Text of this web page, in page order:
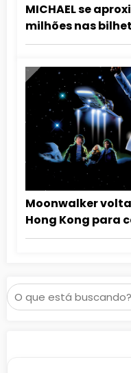
MICHAEL se
milhões nas
Moonwalker
Hong Kong para
de Michael
Pesquisar